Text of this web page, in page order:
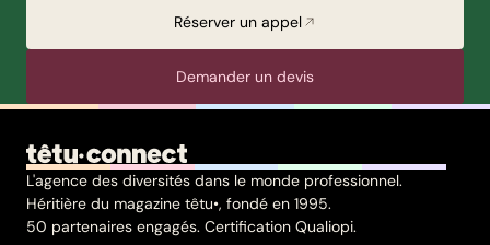
Réserver un appel
Demander un devis
L'agence des diversités dans le monde professionnel.
Héritière du magazine têtu•, fondé en 1995.
50 partenaires engagés. Certification Qualiopi.